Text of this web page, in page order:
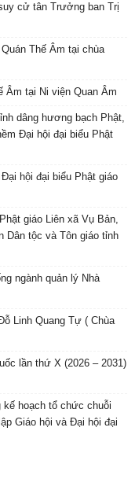
cử tân Trưởng ban Trị
Thế Âm tại chùa
Âm tại Ni viện Quan Âm
dâng hương bạch Phật,
Đại hội đại biểu Phật
hội đại biểu Phật giáo
giáo Liên xã Vụ Bản,
Dân tộc và Tôn giáo tỉnh
ngành quản lý Nhà
Linh Quang Tự ( Chùa
lần thứ X (2026 – 2031)
kế hoạch tổ chức chuỗi
Giáo hội và Đại hội đại